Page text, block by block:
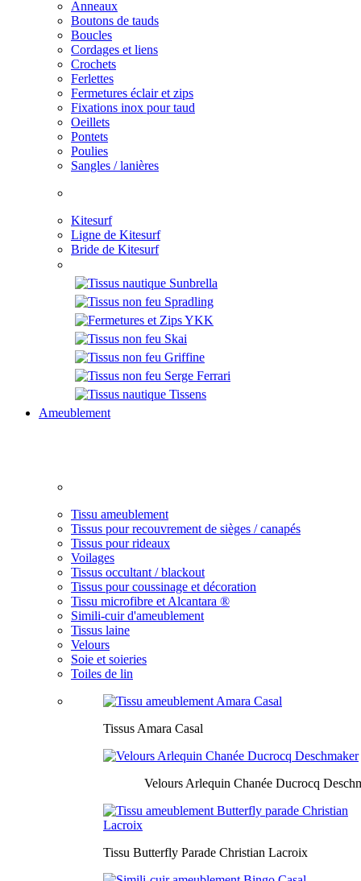
Anneaux
Boutons de tauds
Boucles
Cordages et liens
Crochets
Ferlettes
Fermetures éclair et zips
Fixations inox pour taud
Oeillets
Pontets
Poulies
Sangles / lanières
Kitesurf
Ligne de Kitesurf
Bride de Kitesurf
Ameublement
Tissu ameublement
Tissus pour recouvrement de sièges / canapés
Tissus pour rideaux
Voilages
Tissus occultant / blackout
Tissus pour coussinage et décoration
Tissu microfibre et Alcantara ®
Simili-cuir d'ameublement
Tissus laine
Velours
Soie et soieries
Toiles de lin
Tissus Amara Casal
Velours Arlequin Chanée Ducrocq
Tissu Butterfly Parade Christian Lacroix